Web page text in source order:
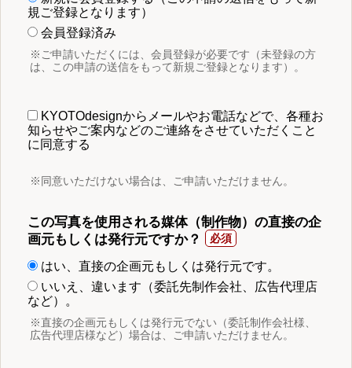
規ご登録となります）
会員登録済み
※ご申請いただくには、会員登録が必要です（未登録の方
は、この申請の送信をもって新規ご登録となります）。
KYOTOdesignからメールやお電話などで、各種お
知らせやご案内などのご連絡をさせていただくこと
に同意する
※同意いただけない場合は、ご申請いただけません。
この写真を使用される媒体（制作物）の直接の企
画元もしくは発行元ですか？
はい、直接の企画元もしくは発行元です。
いいえ、違います（委託先制作会社、広告代理店
など）。
※直接の企画元もしくは発行元でない（委託制作会社様、
広告代理店様など）場合は、ご申請いただけません。